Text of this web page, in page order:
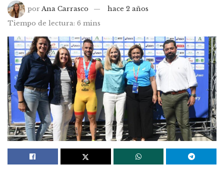
por Ana Carrasco
hace 2 años
Tiempo de lectura: 6 mins